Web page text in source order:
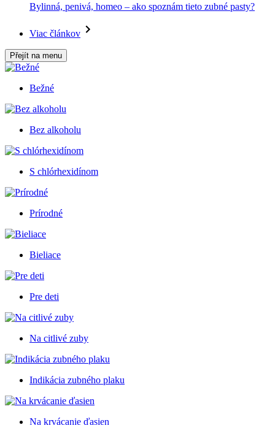
Bylinná, penivá, homeo – ako spoznám tieto zubné pasty?
Viac článkov
Přejít na menu
Bežné
Bez alkoholu
S chlórhexidínom
Prírodné
Bieliace
Pre deti
Na citlivé zuby
Indikácia zubného plaku
Na krvácanie ďasien